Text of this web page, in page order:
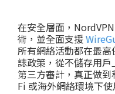
在安全層面，
術，並全面支援
所有網絡活動都在最
誌政策，從不儲存用
第三方審計，真正做
Fi 或海外網絡環境下